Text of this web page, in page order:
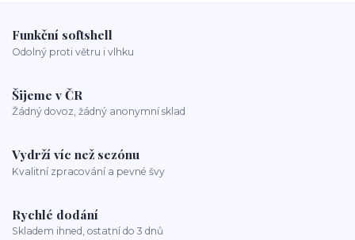
Funkční softshell
Odolný proti větru i vlhku
Šijeme v ČR
Žádný dovoz, žádný anonymní sklad
Vydrží víc než sezónu
Kvalitní zpracování a pevné švy
Rychlé dodání
Skladem ihned, ostatní do 3 dnů